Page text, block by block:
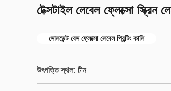
টেক্সটাইল লেবেল ফ্লেক্সো স্ক্রিন
সোলভেন্ট বেস ফ্লেক্সো লেবেল প্রিন্টিং কালি
উৎপত্তি স্থল: চীন